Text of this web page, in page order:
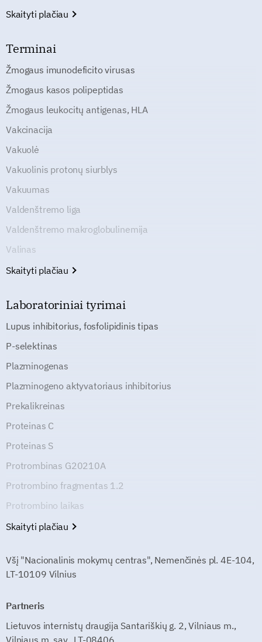
Skaityti plačiau
Terminai
Žmogaus imunodeficito virusas
Žmogaus kasos polipeptidas
Žmogaus leukocitų antigenas, HLA
Vakcinacija
Vakuolė
Vakuolinis protonų siurblys
Vakuumas
Valdenštremo liga
Valdenštremo makroglobulinemija
Valinas
Skaityti plačiau
Laboratoriniai tyrimai
Lupus inhibitorius, fosfolipidinis tipas
P-selektinas
Plazminogenas
Plazminogeno aktyvatoriaus inhibitorius
Prekalikreinas
Proteinas C
Proteinas S
Protrombinas G20210A
Protrombino fragmentas 1.2
Protrombino laikas
Skaityti plačiau
Všį "Nacionalinis mokymų centras", Nemenčinės pl. 4E-104,
LT-10109 Vilnius
Partneris
Lietuvos internistų draugija Santariškių g. 2, Vilniaus m.,
Vilniaus m. sav., LT-08406